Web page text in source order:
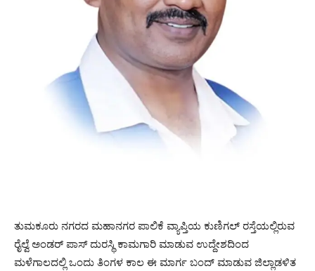
ತುಮಕೂರು ನಗರದ ಮಹಾನಗರ ಪಾಲಿಕೆ ವ್ಯಾಪ್ತಿಯ ಕುಣಿಗಲ್ ರಸ್ತೆಯಲ್ಲಿರುವ
ರೈಲ್ವೆ ಅಂಡರ್ ಪಾಸ್ ದುರಸ್ಥಿ ಕಾಮಗಾರಿ ಮಾಡುವ ಉದ್ದೇಶದಿಂದ
ಮಳೆಗಾಲದಲ್ಲಿ ಒಂದು ತಿಂಗಳ ಕಾಲ ಈ ಮಾರ್ಗ ಬಂದ್ ಮಾಡುವ ಜಿಲ್ಲಾಡಳಿತ